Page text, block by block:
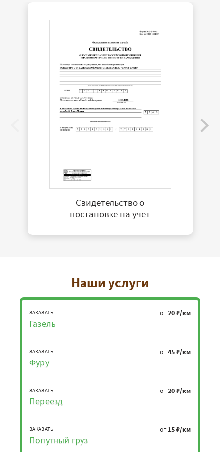
Свидетельство о
постановке на учет
Наши услуги
ЗАКАЗАТЬ
Газель
от20 ₽/км
ЗАКАЗАТЬ
Фуру
от45 ₽/км
ЗАКАЗАТЬ
Переезд
от20 ₽/км
ЗАКАЗАТЬ
Попутный груз
от 15 ₽/км